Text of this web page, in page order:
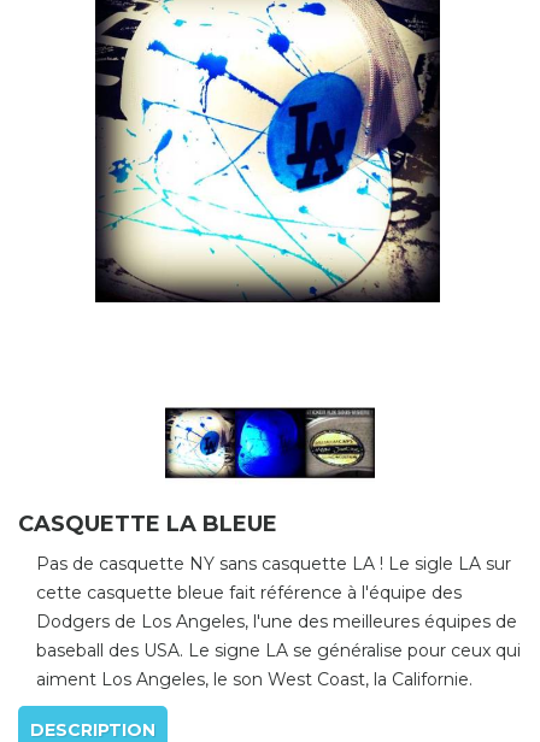
CASQUETTE LA BLEUE
Pas de casquette NY sans casquette LA ! Le sigle LA sur
cette casquette bleue fait référence à l'équipe des
Dodgers de Los Angeles, l'une des meilleures équipes de
baseball des USA. Le signe LA se généralise pour ceux qui
aiment Los Angeles, le son West Coast, la Californie.
DESCRIPTION